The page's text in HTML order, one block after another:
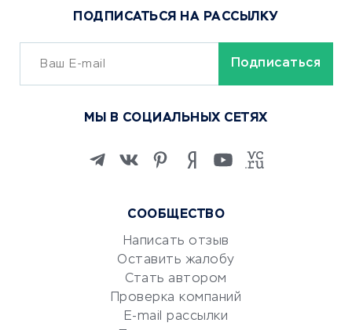
Сервисы доставки
ОБУЧЕНИЕ И РАБОТА
Изучение иностранных
Маркетинг и продажи
Репетиторство
Красота и здоровье
Сервисы по поиску работы
Сетевой маркетинг
СООБЩЕСТВО
Написать отзыв
Оставить жалобу
Стать автором
Проверка компаний
E-mail рассылки
ПОДПИСАТЬСЯ НА РАССЫЛКУ
МЫ В СОЦИАЛЬНЫХ СЕТЯХ